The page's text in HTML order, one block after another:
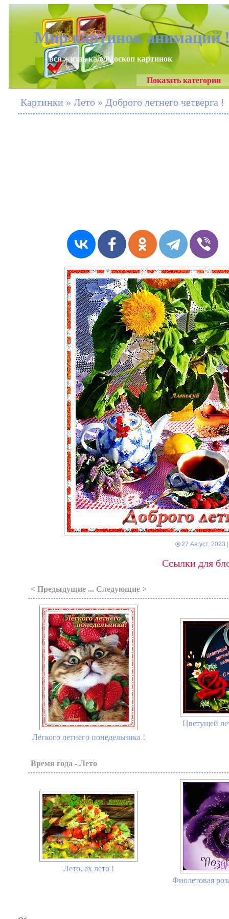
Мир картинок анимаций
- вся жизнь калейдоскоп картинок
Показать категории
Картинки » Лето » Доброго летнего четверга !
27 Август, 2023
Ссылки для
< Предыдущие ... Следующие >
Лёгкого летнего понедельника !
Цветущей
Время года - Лето
Лето, ах лето !
Фиолетовая